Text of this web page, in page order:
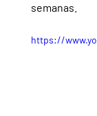
semanas.
https://